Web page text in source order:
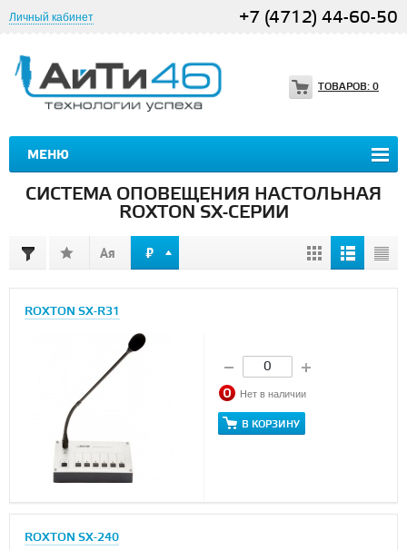
Личный кабинет +7 (4712) 44-60-50
МЕНЮ
ТОВАРОВ: 0
СИСТЕМА ОПОВЕЩЕНИЯ НАСТОЛЬНАЯ
ROXTON SX-СЕРИИ
ROXTON SX-R31
Нет в наличии
В КОРЗИНУ
ROXTON SX-240